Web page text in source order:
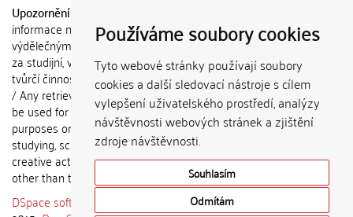
Používáme soubory cookies
Tyto webové stránky používají soubory
cookies a další sledovací nástroje s cílem
vylepšení uživatelského prostředí, analýzy
návštěvnosti webových stránek a zjištění
zdroje návštěvnosti.
Souhlasím
Odmítám
Upozornění / Notice:
informace nemohou být použity k
výdělečným účelům nebo vydávány
za studijní, vědeckou nebo jinou
tvůrčí činnost jiné osoby než autora.
/ Any retrieved information shall not
be used for any commercial
purposes or claimed as results of
studying, scientific or any other
creative activities of any person
other than the author.
DSpace software
copyright © 2002-